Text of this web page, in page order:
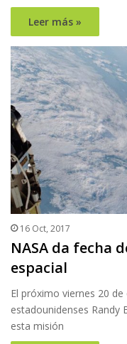
Leer más »
16 Oct, 2017
NASA da fecha
espacial
El próximo viernes 20
estadounidenses Randy
esta misión